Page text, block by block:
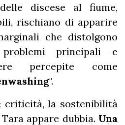
discese al fiume,
rischiano di apparire
che distolgono
principali e
percepite come
".
criticità, la sostenibilità
appare dubbia. Una